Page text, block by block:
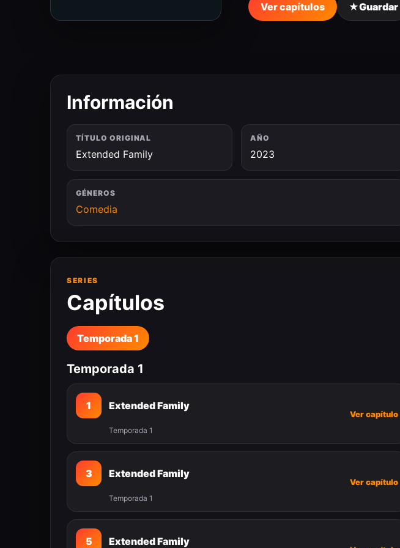
Ver capítulos ★Guardar
Información
TÍTULO ORIGINAL
Extended Family
AÑO
2023
GÉNEROS
Comedia
SERIES
Capítulos
Temporada 1
Temporada 1
1 Extended Family
Temporada 1
Ver capítulo
3 Extended Family
Temporada 1
Ver capítulo
5 Extended Family